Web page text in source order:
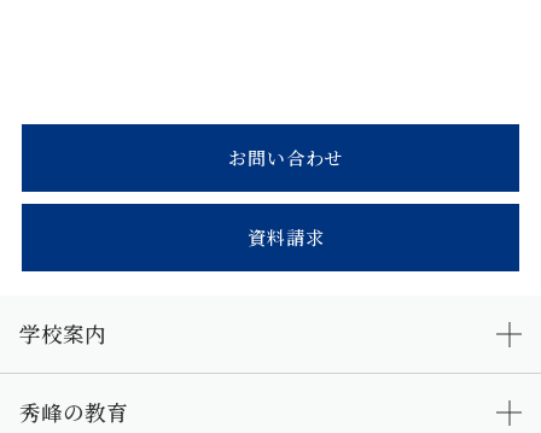
お問い合わせ
資料請求
学校案内
秀峰の教育